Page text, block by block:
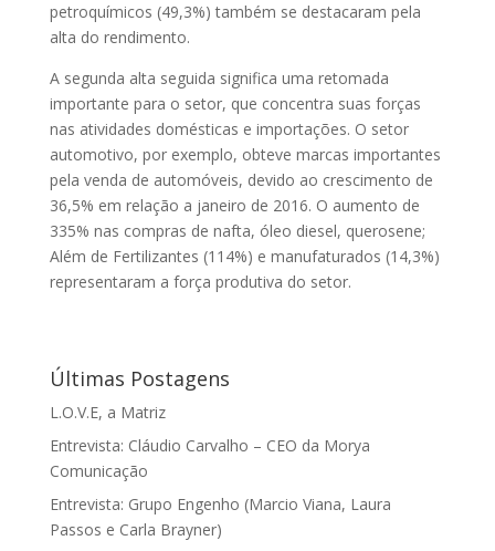
petroquímicos (49,3%) também se destacaram pela
alta do rendimento.
A segunda alta seguida significa uma retomada
importante para o setor, que concentra suas forças
nas atividades domésticas e importações. O setor
automotivo, por exemplo, obteve marcas importantes
pela venda de automóveis, devido ao crescimento de
36,5% em relação a janeiro de 2016. O aumento de
335% nas compras de nafta, óleo diesel, querosene;
Além de Fertilizantes (114%) e manufaturados (14,3%)
representaram a força produtiva do setor.
Últimas Postagens
L.O.V.E, a Matriz
Entrevista: Cláudio Carvalho – CEO da Morya
Comunicação
Entrevista: Grupo Engenho (Marcio Viana, Laura
Passos e Carla Brayner)